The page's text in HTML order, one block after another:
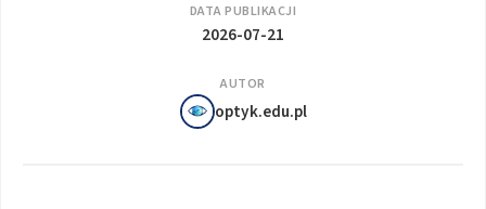
DATA PUBLIKACJI
2026-07-21
AUTOR
optyk.edu.pl